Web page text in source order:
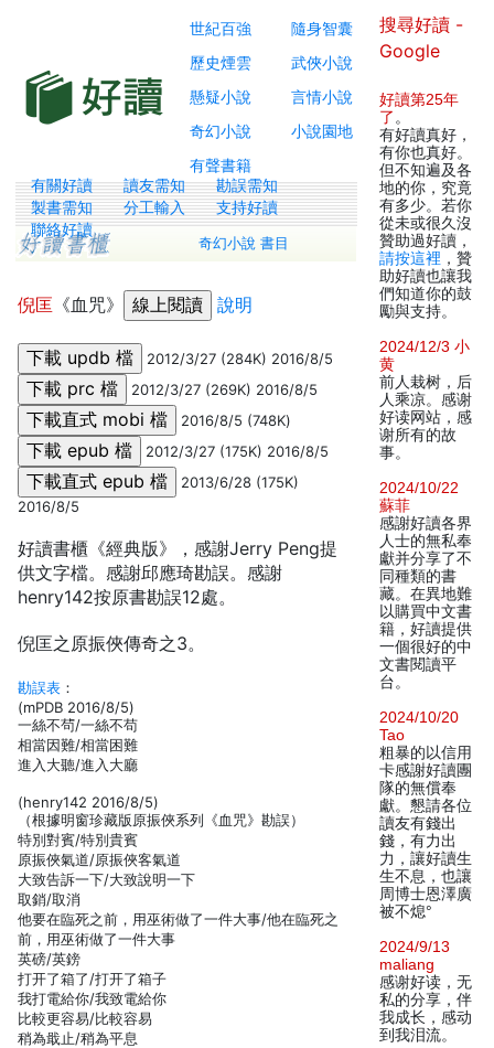
世紀百強
隨身智囊
歷史煙雲
武俠小說
懸疑小說
言情小說
奇幻小說
小說園地
有聲書籍
有關好讀 讀友需知
勘誤需知
製書需知
分工輸入
支持好讀
聯絡好讀
奇幻小說 書目
倪匡 《血咒》 說明
2012/3/27 (284K) 2016/8/5
2012/3/27 (269K) 2016/8/5
2016/8/5 (748K)
2012/3/27 (175K) 2016/8/5
2013/6/28 (175K)
2016/8/5
好讀書櫃《經典版》，感謝Jerry Peng提
供文字檔。感謝邱應琦勘誤。感謝
henry142按原書勘誤12處。
倪匡之原振俠傳奇之3。
勘誤表 ：
(mPDB 2016/8/5)
一絲不茍/一絲不苟
相當因難/相當困難
進入大聽/進入大廳
(henry142 2016/8/5)
（根據明窗珍藏版原振俠系列《血咒》勘誤）
特別對賓/特別貴賓
原振俠氣道/原振俠客氣道
大致告訴一下/大致說明一下
取銷/取消
他要在臨死之前，用巫術做了一件大事/他在臨死之
前，用巫術做了一件大事
英磅/英鎊
打开了箱了/打开了箱子
我打電給你/我致電給你
比較更容易/比較容易
稍為戢止/稍為平息
搜尋好讀 -
Google
好讀第25年
了 。
有好讀真好，
有你也真好。
但不知遍及各
地的你，究竟
有多少。若你
從未或很久沒
贊助過好讀，
請按這裡 ，贊
助好讀也讓我
們知道你的鼓
勵與支持。
2024/12/3 小
黄
前人栽树，后
人乘凉。感谢
好读网站，感
谢所有的故
事。
2024/10/22
蘇菲
感謝好讀各界
人士的無私奉
獻并分享了不
同種類的書
藏。在異地難
以購買中文書
籍，好讀提供
一個很好的中
文書閱讀平
台。
2024/10/20
Tao
粗暴的以信用
卡感謝好讀團
隊的無償奉
獻。懇請各位
讀友有錢出
錢，有力出
力，讓好讀生
生不息，也讓
周博士恩澤廣
被不熄°
2024/9/13
maliang
感谢好读，无
私的分享，伴
我成长，感动
到我泪流。